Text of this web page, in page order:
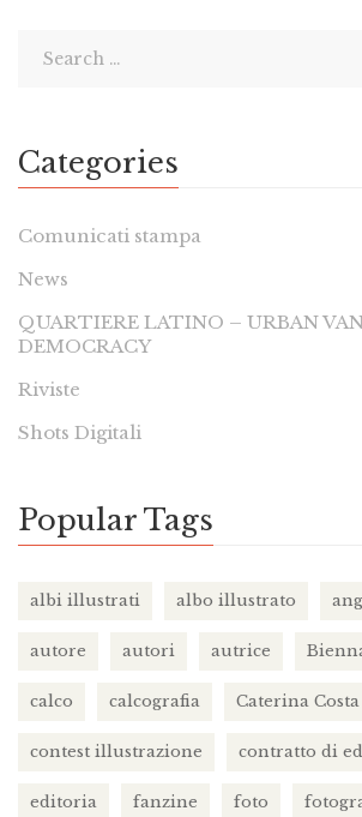
Categories
Comunicati stampa
News
QUARTIERE LATINO – URBAN
DEMOCRACY
Riviste
Shots Digitali
Popular Tags
albi illustrati albo illustrato
autore autori autrice
calco calcografia Caterina Costa
contest illustrazione contratto di
editoria fanzine foto